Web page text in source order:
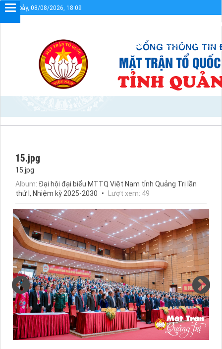
Thứ bảy, 08/08/2026, 18:09
Chào mừng bạn đến với Cổng
Sơ đồ cổng Liên kết
15.jpg
15.jpg
Album: Đại hội đại biểu MTTQ Việt Nam tỉnh Quảng Trị lần
thứ I, Nhiệm kỳ 2025-2030
Lượt xem: 49